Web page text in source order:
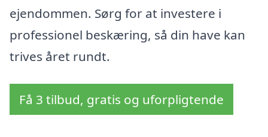
ejendommen. Sørg for at investere i
professionel beskæring, så din have kan
trives året rundt.
Få 3 tilbud, gratis og uforpligtende